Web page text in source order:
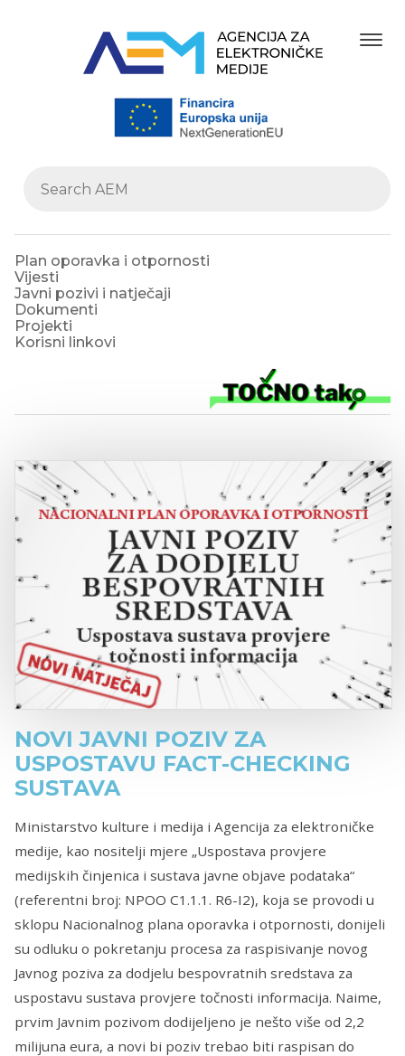
Plan oporavka i otpornosti
Vijesti
Javni pozivi i natječaji
Dokumenti
Projekti
Korisni linkovi
NOVI JAVNI POZIV ZA
USPOSTAVU FACT-CHECKING
SUSTAVA
Ministarstvo kulture i medija i Agencija za elektroničke
medije, kao nositelji mjere „Uspostava provjere
medijskih činjenica i sustava javne objave podataka“
(referentni broj: NPOO C1.1.1. R6-I2), koja se provodi u
sklopu Nacionalnog plana oporavka i otpornosti, donijeli
su odluku o pokretanju procesa za raspisivanje novog
Javnog poziva za dodjelu bespovratnih sredstava za
uspostavu sustava provjere točnosti informacija. Naime,
prvim Javnim pozivom dodijeljeno je nešto više od 2,2
milijuna eura, a novi bi poziv trebao biti raspisan do